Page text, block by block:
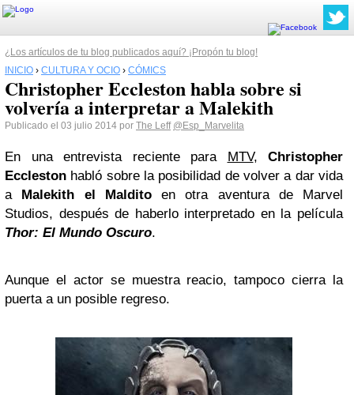
¿Los artículos de tu blog publicados aquí? ¡Propón tu blog!
INICIO › CULTURA Y OCIO › CÓMICS
Christopher Eccleston habla sobre si
volvería a interpretar a Malekith
Publicado el 03 julio 2014 por The Leff @Esp_Marvelita
En una entrevista reciente para MTV, Christopher
Eccleston habló sobre la posibilidad de volver a dar vida
a Malekith el Malditoen otra aventura de Marvel
Studios, después de haberlo interpretado en la película
Thor: El Mundo Oscuro.
Aunque el actor se muestra reacio, tampoco cierra la
puerta a un posible regreso.